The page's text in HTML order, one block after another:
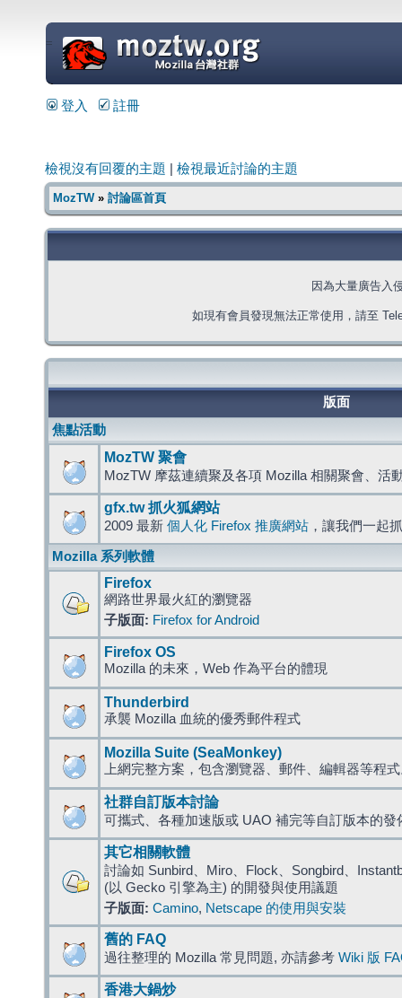
=
登入 註冊
檢視沒有回覆的主題 檢視最近討論的主題
MozTW» 討論區首頁
因為大量廣告入
如現有會員發現無法正常使用，請至
版面
焦點活動
MozTW 聚會
MozTW 摩茲連續聚及各項 Mozilla 相關聚會、活
gfx.tw 抓火狐網站
2009 最新 個人化 Firefox 推廣網站 ，讓我們一起
Mozilla 系列軟體
Firefox
網路世界最火紅的瀏覽器
子版面: Firefox for Android
Firefox OS
Mozilla 的未來，Web 作為平台的體現
Thunderbird
承襲 Mozilla 血統的優秀郵件程式
Mozilla Suite (SeaMonkey)
上網完整方案，包含瀏覽器、郵件、編輯器等程
社群自訂版本討論
可攜式、各種加速版或 UAO 補完等自訂版本的發
其它相關軟體
討論如 Sunbird、Miro、Flock、Songbird、
(以 Gecko 引擎為主) 的開發與使用議題
子版面: Camino, Netscape 的使用與安裝
舊的 FAQ
過往整理的 Mozilla 常見問題, 亦請參考 Wiki 版
香港大鍋炒